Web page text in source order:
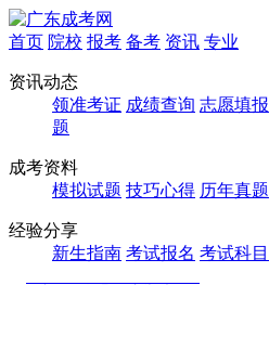
首页 院校 报考 备考 资讯 专业
资讯动态
领准考证 成绩查询 志愿填报
题
成考资料
模拟试题 技巧心得 历年真题
经验分享
新生指南 考试报名 考试科目